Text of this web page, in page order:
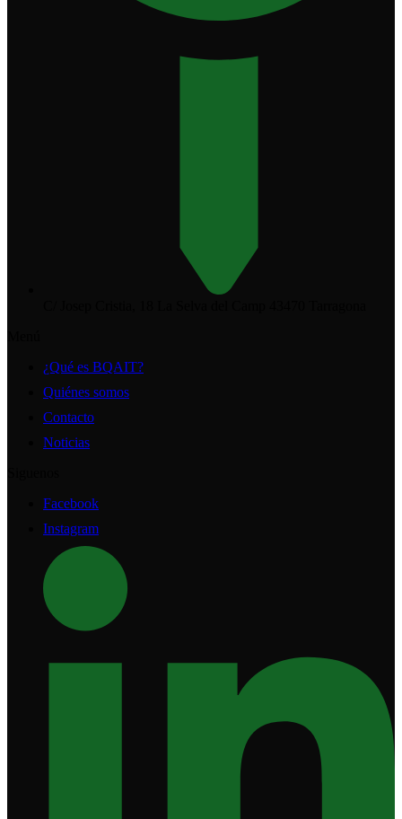
¿Qué es BQAIT?
Quiénes somos
Contacto
Noticias
Facebook
Instagram